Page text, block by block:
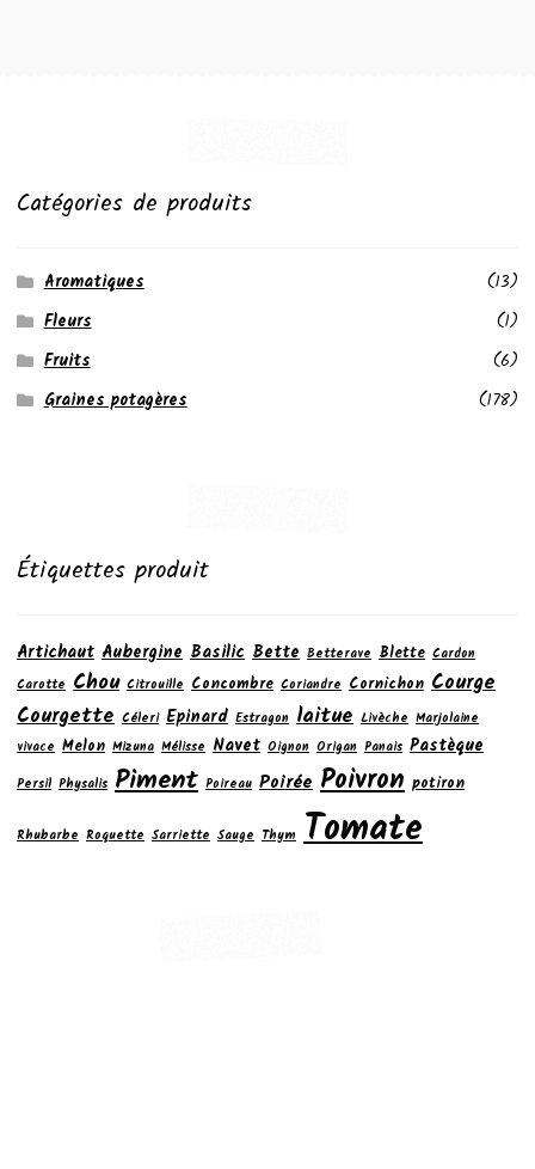
Catégories de produits
Aromatiques
(13)
Fleurs
(1)
Fruits
(6)
Graines potagères
(178)
Étiquettes produit
Artichaut Aubergine Basilic Bette Betterave Blette Cardon
Carotte Chou Citrouille Concombre Coriandre Cornichon Courge
Courgette Céleri Epinard Estragon laitue Livèche Marjolaine
vivace Melon Mizuna Mélisse Navet Oignon Origan Panais Pastèque
Persil Physalis Piment Poireau Poirée Poivron potiron
Rhubarbe Roquette Sarriette Sauge Thym Tomate